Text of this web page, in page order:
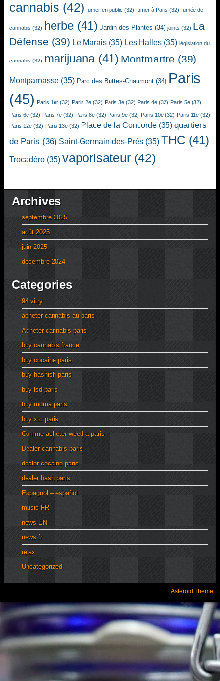
cannabis (42) fumer en public (32) fumer à Paris (32) fumée de
cannabis (32) herbe (41) Jardin des Plantes (34) joints (32) La
Défense (39) Le Marais (35) Les Halles (35) législation du
cannabis (32) marijuana(41) Montmartre (39)
Montparnasse (35) Parc des Buttes-Chaumont (34) Paris
(45) Paris 1er (32) Paris 2e (32) Paris 3e (32) Paris 4e (32) Paris 5e (32)
Paris 6e (32) Paris 7e (32) Paris 8e (32) Paris 9e (32) Paris 10e (32) Paris 11e (32)
Paris 12e (32) Paris 13e (32) Place de la Concorde (35) quartiers
de Paris (36) Saint-Germain-des-Prés (35) THC (41)
Trocadéro (35) vaporisateur (42)
Archives
septembre 2025
août 2025
juin 2025
décembre 2024
Categories
94 vitry
acheter cannabis au paris
Acheter cannabis paris
buy cannabis france
buy cocaine paris
buy hashish paris
buy lsd paris
buy mdma paris
buy xtc paris
Comme acheter weed a paris
Dealer cannabis paris
dealer cocaine paris
dealer hash paris
Espagnol – español
music FR
news EN
news fr
relax
Uncategorized
Asteroid Theme